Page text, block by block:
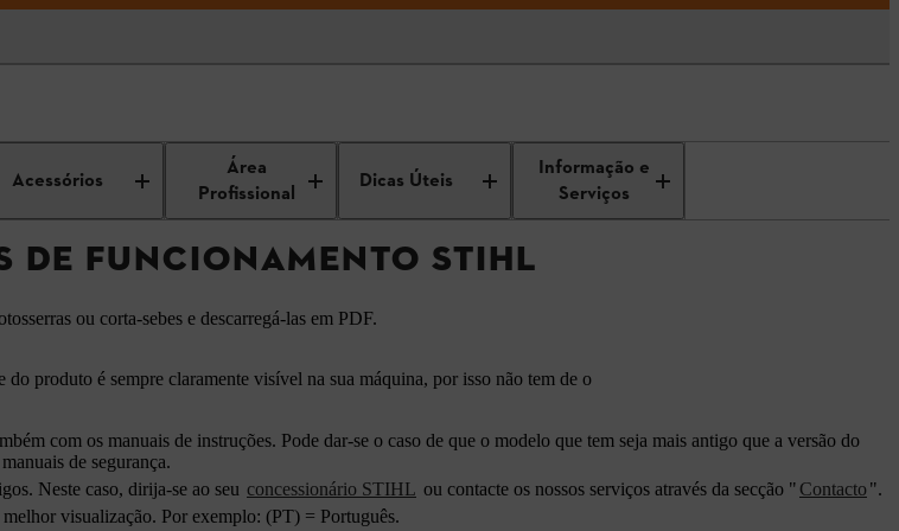
Acessórios
Área
Profissional
Dicas Úteis
Informação e
Serviços
DE FUNCIONAMENTO STIHL
ou corta-sebes e descarregá-las em PDF.
do produto é sempre claramente visível na sua máquina, por isso não tem de o
com os manuais de instruções. Pode dar-se o caso de que o modelo que tem seja mais antigo que a versão do
de segurança.
Neste caso, dirija-se ao seu concessionário STIHL ou contacte os nossos serviços através da secção " Contacto ".
visualização. Por exemplo: (PT) = Português.